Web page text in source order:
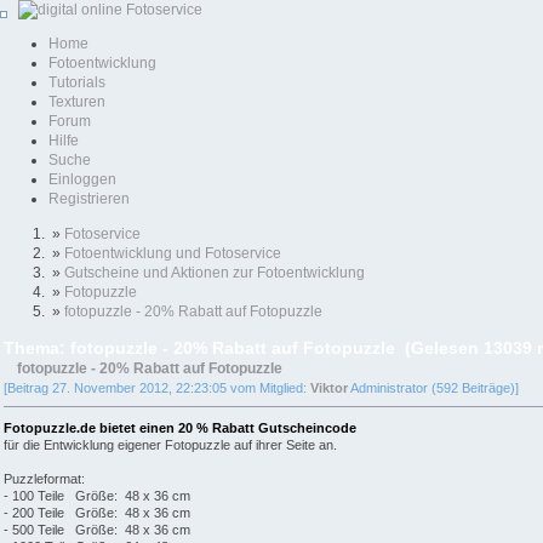
Home
Fotoentwicklung
Tutorials
Texturen
Forum
Hilfe
Suche
Einloggen
Registrieren
» Fotoservice
» Fotoentwicklung und Fotoservice
» Gutscheine und Aktionen zur Fotoentwicklung
» Fotopuzzle
» fotopuzzle - 20% Rabatt auf Fotopuzzle
fotopuzzle - 20% Rabatt auf Fotopuzzle
[Beitrag 27. November 2012, 22:23:05 vom Mitglied: ViktorAdministrator (592 Beiträge)]
Fotopuzzle.de bietet einen 20 % Rabatt Gutscheincode
für die Entwicklung eigener Fotopuzzle auf ihrer Seite an.
Puzzleformat:
- 100 Teile Größe: 48 x 36 cm
- 200 Teile Größe: 48 x 36 cm
- 500 Teile Größe: 48 x 36 cm